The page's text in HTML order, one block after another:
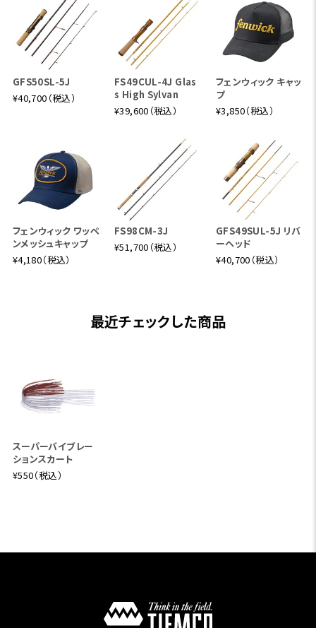
GFS50SL-5J
¥40,700（税込）
FS49CUL-4J Glas
s High Sylvan
¥39,600（税込）
フェンウィック キャッ
プ
¥3,850（税込）
フェンウィック ワッペ
ンメッシュキャップ
¥4,180（税込）
FS98CM-3J
¥51,700（税込）
GFS49SUL-5J リバ
ーヘッド
¥40,700（税込）
最近チェックした商品
スーパーバイブレー
ションスカート
¥550（税込）